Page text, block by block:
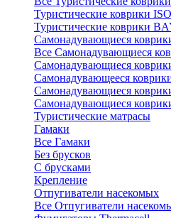
Туристические коврики
Туристические коврики
Самонадувающиеся
Все Самонадувающиеся
Самонадувающиеся
Самонадувающееся
Самонадувающиеся
Самонадувающиеся
Туристические матрасы
Гамаки
Все Гамаки
Без брусков
С брусками
Крепление
Отпугиватели насекомых
Все Отпугиватели